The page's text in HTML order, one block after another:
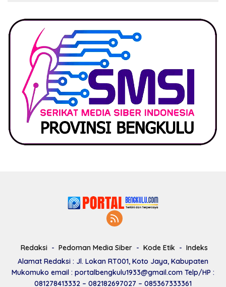
Redaksi Pedoman Media Siber Kode Etik
Indeks
Alamat Redaksi : Jl. Lokan RT001, Koto Jaya, Kabupaten
Mukomuko email : portalbengkulu1933@gmail.com Telp/HP :
081278413332 – 082182697027 – 085367333361